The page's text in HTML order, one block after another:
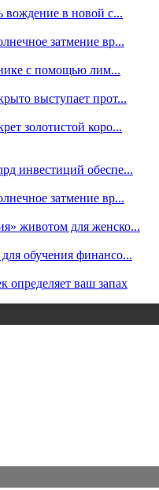
вождение в новой с...
затмение вр...
с помощью лим...
выступает прот...
золотистой коро...
инвестиций обеспе...
затмение вр...
животом для женско...
обучения финансо...
ваш запах